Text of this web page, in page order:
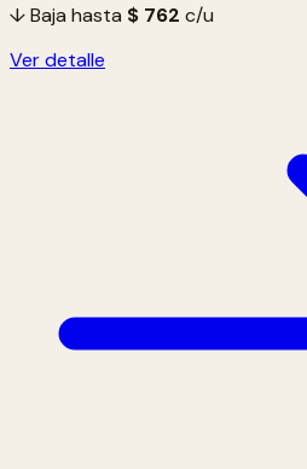
↓ Baja hasta $ 762 c/u
Ver detalle